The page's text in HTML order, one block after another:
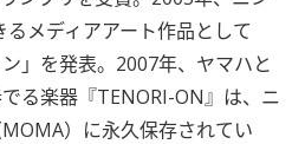
メディアアート作品として
」を発表。2007年、ヤマハと
る楽器『TENORI-ON』は、ニ
）に永久保存されてい